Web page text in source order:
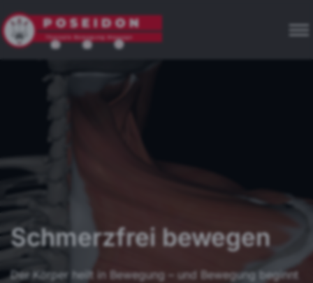
Schmerzfrei bewegen
Der Körper heilt in Bewegung – und Bewegung beginnt